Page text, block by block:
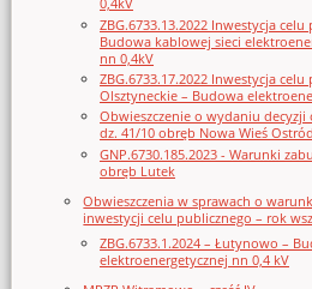
ZBG.6733.13.2022 Inwestycja
Budowa kablowej sieci
nn 0,4kV
ZBG.6733.17.2022 Inwestycja
Olsztyneckie – Budowa
Obwieszczenie o wydaniu
dz. 41/10 obręb Nowa Wieś
GNP.6730.185.2023 - Warunki
obręb Lutek
Obwieszczenia w sprawach o
inwestycji celu publicznego – rok
ZBG.6733.1.2024 – Łutynowo –
elektroenergetycznej nn 0,4 kV